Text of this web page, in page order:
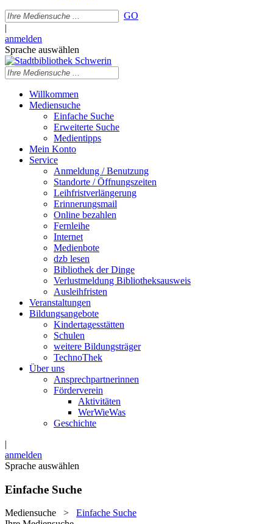
GO
|
anmelden
Sprache auswählen
Willkommen
Mediensuche
Einfache Suche
Erweiterte Suche
Medientipps
Mein Konto
Service
Anmeldung / Benutzung
Standorte / Öffnungszeiten
Leihfristverlängerung
Erinnerungsmail
Online bezahlen
Fernleihe
Internet
Medienbote
dzb lesen
Bibliothek der Dinge
Verlustmeldung Bibliotheksausweis
Ausleihfristen
Veranstaltungen
Bildungsangebote
Kindertagesstätten
Schulen
weitere Bildungsträger
TechnoThek
Über uns
Ansprechpartnerinnen
Förderverein
Aktivitäten
WerWieWas
Geschichte
|
anmelden
Sprache auswählen
Einfache Suche
Mediensuche > Einfache Suche